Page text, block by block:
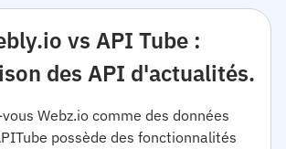
vs API Tube :
des API d'actualités.
Webz.io comme des données
possède des fonctionnalités